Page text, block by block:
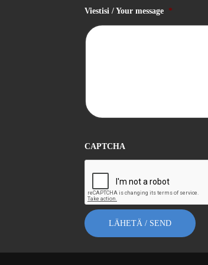
Viestisi / Your message *
CAPTCHA